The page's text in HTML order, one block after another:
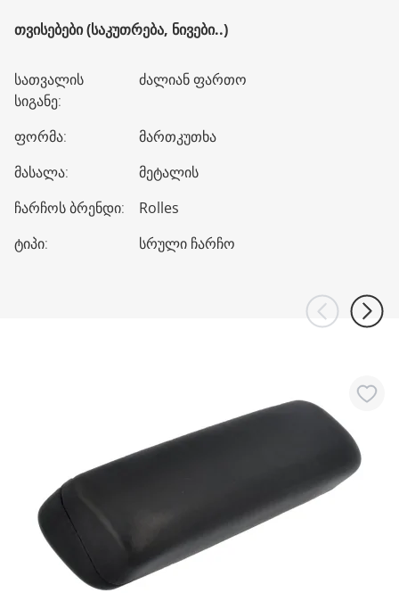
ᲗᲕᲘᲡᲔᲑᲔᲑᲘ (ᲡᲐᲙᲣᲗᲠᲔᲑᲐ, ᲜᲘᲕᲔᲑᲘ..)
სათვალის
სიგანე:
ძალიან ფართო
ფორმა:
მართკუთხა
მასალა:
მეტალის
ჩარჩოს ბრენდი:
Rolles
ტიპი: სრული ჩარჩო